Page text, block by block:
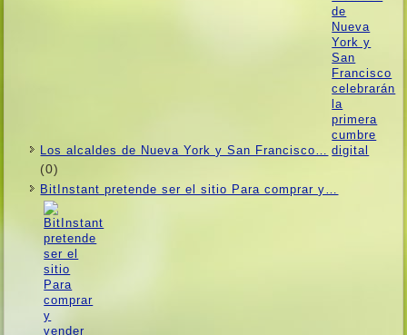
Los alcaldes de Nueva York y San Francisco…
(0)
BitInstant pretende ser el sitio Para comprar y…